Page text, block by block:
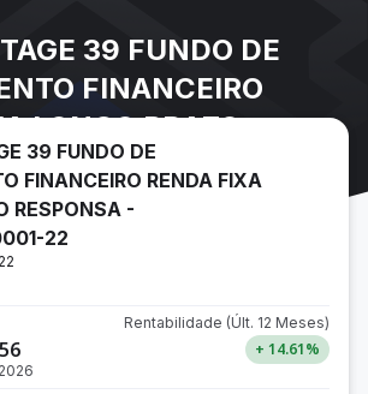
39 FUNDO DE
FINANCEIRO
LONGO PRAZO
- 03.693.695/0001-22
39 FUNDO DE
FINANCEIRO RENDA FIXA
RESPONSA -
22
Rentabilidade (Últ. 12 Meses)
+ 14.61%